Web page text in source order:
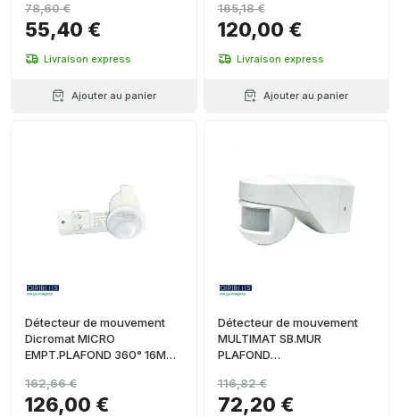
5-2000
55,40 €
78,60 €
Livraison express
Ajouter au panier
120,00 €
165,18 €
Livraison express
Ajouter au panier
Détecteur de mouvement
Dicromat MICRO
EMPT.PLAFOND 360° 16MM
Ø4M(DÉPLACEMENT
126,00 €
162,66 €
Détecteur de mouvement
MULTIMAT SB.MUR
PLAFOND
12M FT.8M(4+4)LAT.20°C
72,20 €
116,82 €